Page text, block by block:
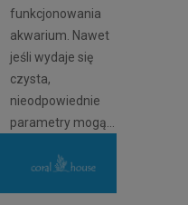
funkcjonowania
akwarium. Nawet
jeśli wydaje się
czysta,
nieodpowiednie
parametry mogą...